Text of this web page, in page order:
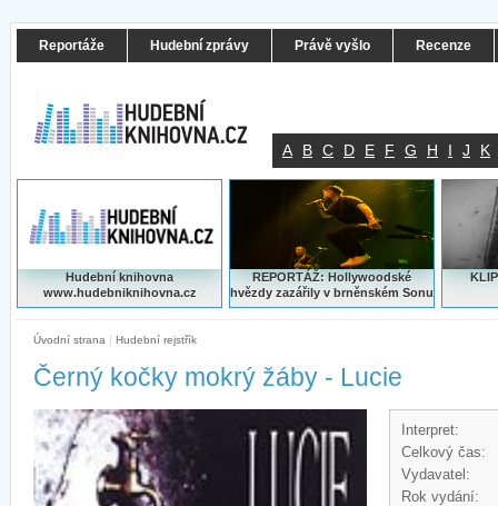
Reportáže Hudební zprávy Právě vyšlo Recenze
A B C D E F G H I J K
Hudební knihovna
www.hudebniknihovna.cz
REPORTÁŽ: Hollywoodské
hvězdy zazářily v brněnském Sonu
Úvodní strana | Hudební rejstřík
Černý kočky mokrý žáby - Lucie
Interpret:
Celkový čas:
Vydavatel:
Rok vydání: